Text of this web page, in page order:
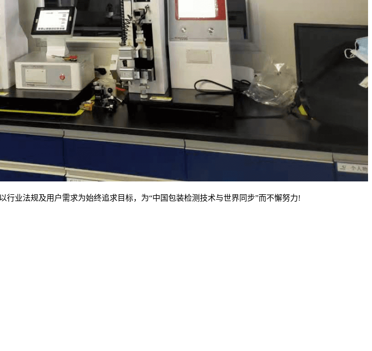
业法规及用户需求为始终追求目标，为“中国包装检测技术与世界同步”而不懈努力!